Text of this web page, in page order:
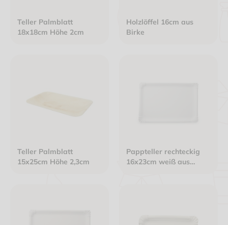
Teller Palmblatt
18x18cm Höhe 2cm
Holzlöffel 16cm aus
Birke
Teller Palmblatt
15x25cm Höhe 2,3cm
Pappteller rechteckig
16x23cm weiß aus